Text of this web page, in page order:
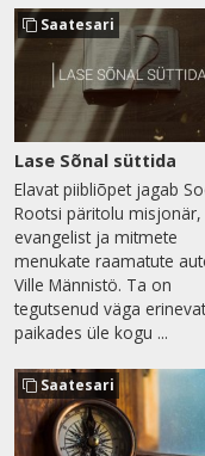
Saatesari
Lase Sõnal süttida
Elavat piibliõpet jagab
Rootsi päritolu misjonär,
evangelist ja mitmete
menukate raamatute
Ville Männistö. Ta on
tegutsenud väga
paikades üle kogu ...
Saatesari